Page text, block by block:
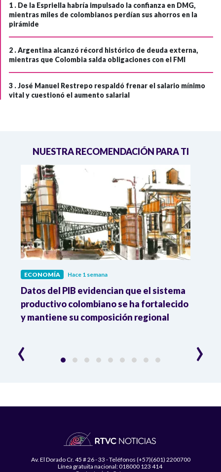
1 . De la Espriella habría impulsado la confianza en DMG,
mientras miles de colombianos perdían sus ahorros en la
pirámide
2 .Argentina alcanzó récord histórico de deuda externa,
mientras que Colombia salda obligaciones con el FMI
3 .José Manuel Restrepo respaldó frenar el salario mínimo
vital y cuestionó el aumento salarial
NUESTRA RECOMENDACIÓN PARA TI
ECONOMÍA Hace 1 semana
Datos del PIB evidencian que el sistema
productivo colombiano se ha fortalecido
y mantiene su composición regional
‹ ›
Av. El Dorado Cr. 45 # 26 - 33 - Teléfonos (+57)(601) 2200700
Línea gratuita nacional: 018000 123 414